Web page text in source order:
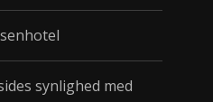
synlighed med